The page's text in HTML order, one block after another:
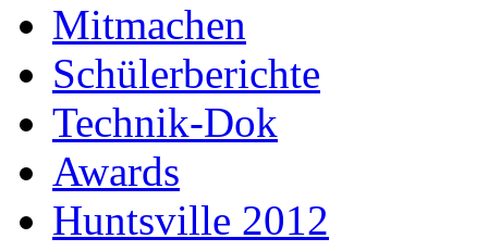
Mitmachen
Schülerberichte
Technik-Dok
Awards
Huntsville 2012